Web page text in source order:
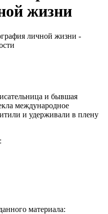
жизни
и бывшая
международное
и удерживали в плену
материала: